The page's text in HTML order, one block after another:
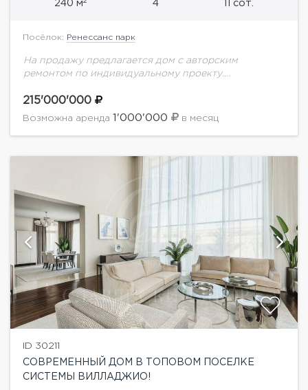
240 м 4 11 сот.
Посёлок: Ренессанс парк
На продажу предлагается дом с авторским
ремонтом по индивидуальному проекту.
ванная комната, гардероб, постирочная, гостиная,
кухня-столовая, просторная терраса;2 этаж:
215'000'000
Возможна аренда 1'000'000 в месяц
ID 30211
СОВРЕМЕННЫЙ ДОМ В ТОПОВОМ ПОСЕЛКЕ
СИСТЕМЫ ВИЛЛАДЖИО!